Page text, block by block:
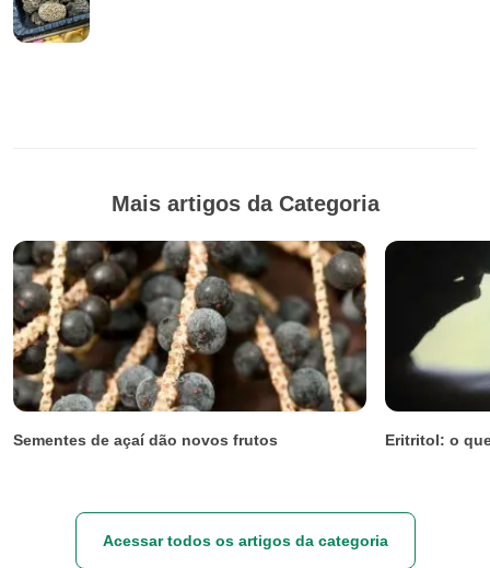
Mais artigos da Categoria
Sementes de açaí dão novos frutos Eritritol: o
Acessar todos os artigos da categoria